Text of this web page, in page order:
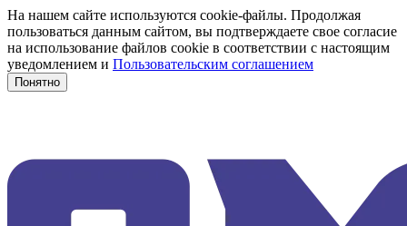
На нашем сайте используются cookie-файлы. Продолжая
пользоваться данным сайтом, вы подтверждаете свое согласие
на использование файлов cookie в соответствии с настоящим
уведомлением и Пользовательским соглашением
Понятно